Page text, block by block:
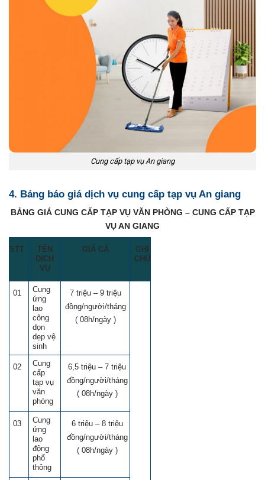
Cung cấp tạp vụ An giang
4. Bảng báo giá dịch vụ cung cấp tạp vụ An giang
BẢNG GIÁ CUNG CẤP TẠP VỤ VĂN PHÒNG – CUNG CẤP TẠP
VỤ AN GIANG
STT
TÊN
DỊCH
VỤ
GIÁ CẢ
GHI
CHÚ
01
Cung
ứng
lao
công
dọn
dẹp vệ
sinh
7 triệu – 9 triệu
đồng/người/tháng
( 08h/ngày )
02
Cung
cấp
tạp vụ
văn
phòng
6,5 triệu – 7 triệu
đồng/người/tháng
( 08h/ngày )
03
Cung
ứng
lao
động
phổ
thông
6 triệu – 8 triệu
đồng/người/tháng
( 08h/ngày )